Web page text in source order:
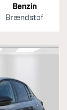
Benzin
Brændstof